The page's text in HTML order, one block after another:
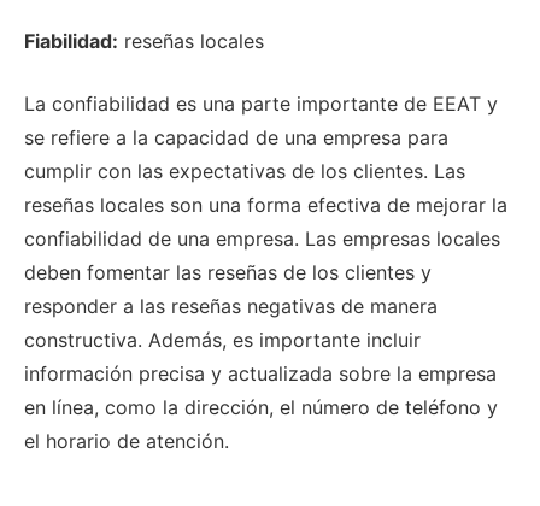
Fiabilidad: reseñas locales
La confiabilidad es una parte importante de EEAT y
se refiere a la capacidad de una empresa para
cumplir con las expectativas de los clientes. Las
reseñas locales son una forma efectiva de mejorar la
confiabilidad de una empresa. Las empresas locales
deben fomentar las reseñas de los clientes y
responder a las reseñas negativas de manera
constructiva. Además, es importante incluir
información precisa y actualizada sobre la empresa
en línea, como la dirección, el número de teléfono y
el horario de atención.